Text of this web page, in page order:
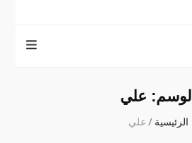
الوسم: علي
الرئيسية / علي